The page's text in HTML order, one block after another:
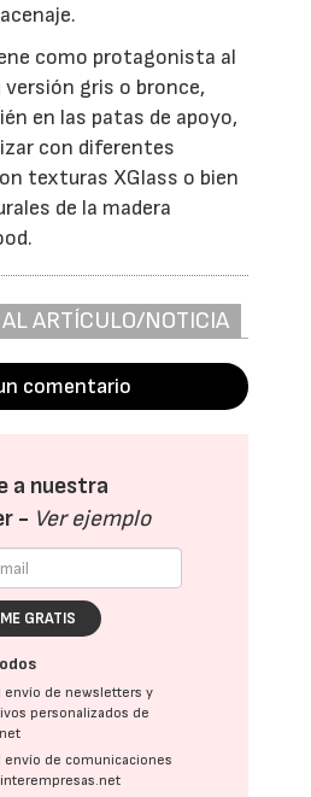
como protagonista al
gris o bronce,
en las patas de apoyo,
con diferentes
texturas XGlass o bien
de la madera
ARTÍCULO/NOTICIA
comentario
a nuestra
- Ver ejemplo
GRATIS
envío de newsletters y
personalizados de
envío de comunicaciones